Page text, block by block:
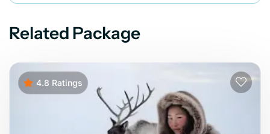
Related Package
4.8 Ratings